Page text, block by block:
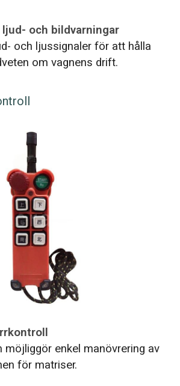
och bildvarningar
och ljussignaler för att hålla
om vagnens drift.
enkel manövrering av
för matriser.